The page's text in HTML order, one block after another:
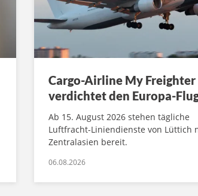
Cargo-Airline My Freighter
verdichtet den Europa-
Ab 15. August 2026 stehen tägliche
Luftfracht-Liniendienste von Lüttich
Zentralasien bereit.
06.08.2026